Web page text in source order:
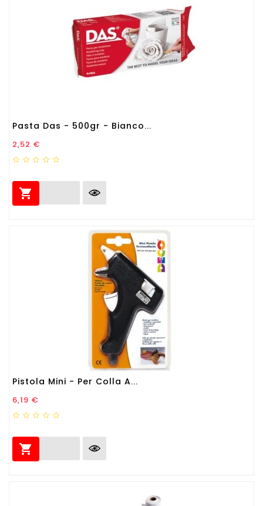
Pasta Das - 500gr - Bianco...
Prezzo
2,52 €

Pistola Mini - Per Colla A...
Prezzo
6,19 €
